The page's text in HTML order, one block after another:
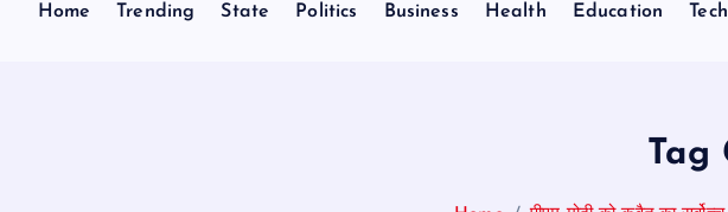
Home Trending State Politics Business Health Education
Tag